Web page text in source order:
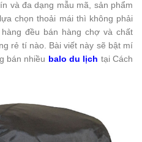
và đa dạng mẫu mã, sản phẩm
chọn thoải mái thì không phải
đều bán hàng chợ và chất
rẻ tí nào. Bài viết này sẽ bật mí
bán nhiều balo du lịch tại Cách